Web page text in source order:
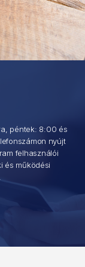
péntek: 8:00 és
nyújt
felhasználói
és működési